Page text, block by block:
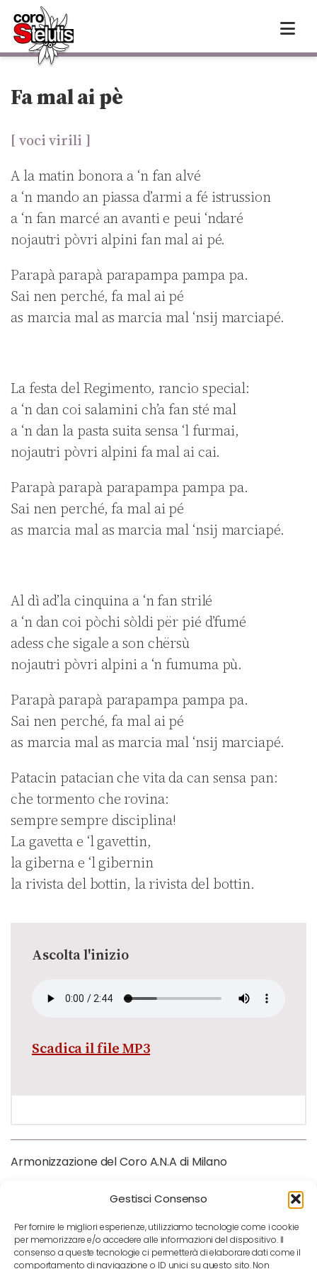
Gestisci Consenso
Per fornire le migliori esperienze, utilizziamo tecnologie come i cookie
per memorizzare e/o accedere alle informazioni del dispositivo. Il
consenso a queste tecnologie ci permetterà di elaborare dati come il
comportamento di navigazione o ID unici su questo sito. Non
content
Fa mal ai pè
[ voci virili ]
A la matin bonora a ‘n fan alvé
a ‘n mando an piassa d’armi a fé istrussion
a ‘n fan marcé an avanti e peui ‘ndaré
nojautri pòvri alpini fan mal ai pé.
Parapà parapà parapampa pampa pa.
Sai nen perché, fa mal ai pé
as marcia mal as marcia mal ‘nsij marciapé.
La festa del Regimento, rancio special:
a ‘n dan coi salamini ch’a fan sté mal
a ‘n dan la pasta suita sensa ‘l furmai,
nojautri pòvri alpini fa mal ai cai.
Parapà parapà parapampa pampa pa.
Sai nen perché, fa mal ai pé
as marcia mal as marcia mal ‘nsij marciapé.
Al dì ad’la cinquina a ‘n fan strilé
a ‘n dan coi pòchi sòldi për pié d’fumé
adess che sigale a son chërsù
nojautri pòvri alpini a ‘n fumuma pù.
Parapà parapà parapampa pampa pa.
Sai nen perché, fa mal ai pé
as marcia mal as marcia mal ‘nsij marciapé.
Patacin patacian che vita da can sensa pan:
che tormento che rovina:
sempre sempre disciplina!
La gavetta e ‘l gavettin,
la giberna e ‘l gibernin
la rivista del bottin, la rivista del bottin.
Ascolta l'inizio
Scadica il file MP3
Armonizzazione del Coro A.N.A di Milano